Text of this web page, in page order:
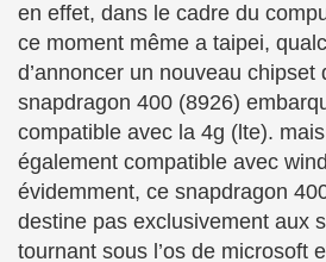
en effet, dans le cadre du
ce moment même a taipei,
d’annoncer un nouveau chipset
snapdragon 400 (8926)
compatible avec la 4g (lte).
également compatible avec
évidemment, ce snapdragon
destine pas exclusivement aux
tournant sous l’os de microsoft